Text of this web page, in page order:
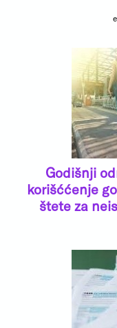
Godišnji
korišććenje
štete za